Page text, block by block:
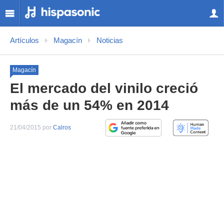
Artículos Magacín Noticias
Magacín
El mercado del vinilo creció
más de un 54% en 2014
21/04/2015 por Calros